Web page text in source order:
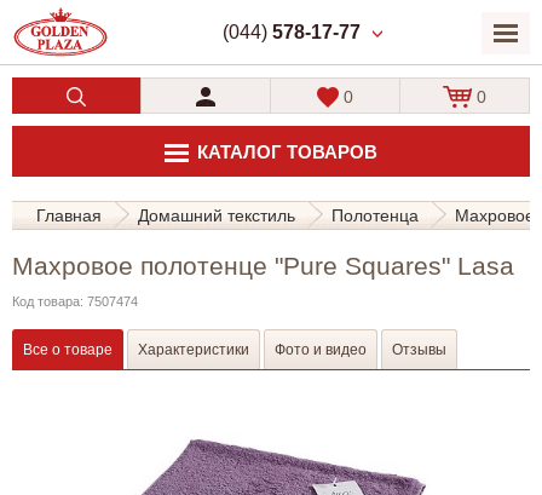
(044) 578-17-77
КАТАЛОГ ТОВАРОВ
0 0
Главная Домашний текстиль Полотенца Махровое
Махровое полотенце "Pure Squares" Lasa
Код товара: 7507474
Все о товаре Характеристики Фото и видео Отзывы